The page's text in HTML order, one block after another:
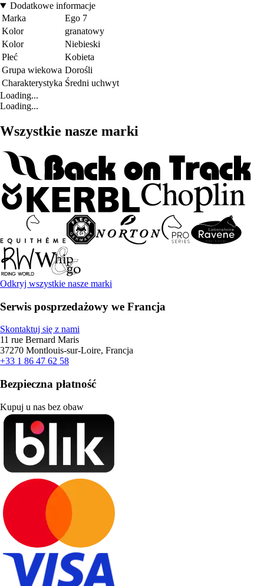
Dodatkowe informacje
Marka
Ego 7
Kolor
granatowy
Kolor
Niebieski
Płeć
Kobieta
Grupa wiekowa Dorośli
Charakterystyka Średni uchwyt
Loading...
Loading...
Wszystkie nasze marki
Odkryj wszystkie nasze marki
Serwis posprzedażowy we Francja
Skontaktuj się z nami
11 rue Bernard Maris
37270 Montlouis-sur-Loire, Francja
+33 1 86 47 62 58
Bezpieczna płatność
Kupuj u nas bez obaw